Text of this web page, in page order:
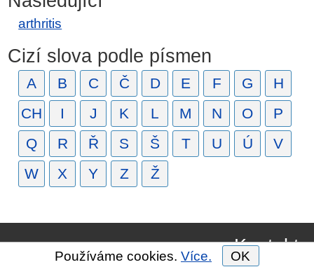
arthritis
Cizí slova podle písmen
A B C Č D E F G
H
CH
I J K L M N O
P
Q
R Ř S Š T U Ú
V
W
X Y Z Ž
Kontakt
Používáme cookies. Více. OK